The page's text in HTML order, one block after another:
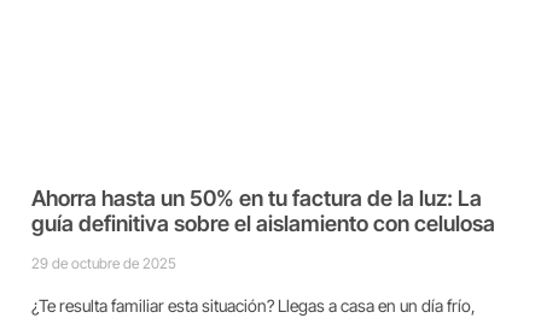
Ahorra hasta un 50% en tu factura de la luz: La
guía definitiva sobre el aislamiento con celulosa
29 de octubre de 2025
¿Te resulta familiar esta situación? Llegas a casa en un día frío,